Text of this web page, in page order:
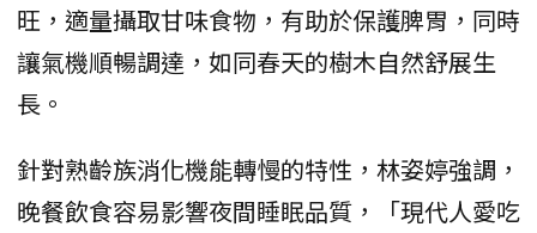
旺，適量攝取甘味食物，有助於保護脾胃，同時
讓氣機順暢調達，如同春天的樹木自然舒展生
長。
針對熟齡族消化機能轉慢的特性，林姿婷強調，
晚餐飲食容易影響夜間睡眠品質，「現代人愛吃